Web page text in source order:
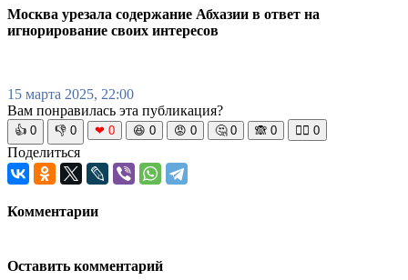
Москва урезала содержание Абхазии в ответ на
игнорирование своих интересов
15 марта 2025, 22:00
Вам понравилась эта публикация?
👍 0 👎 0 ❤ 0 😆 0 😡 0 🤔 0 🙈 0 🧘‍♀️ 0
Поделиться
Комментарии
Оставить комментарий